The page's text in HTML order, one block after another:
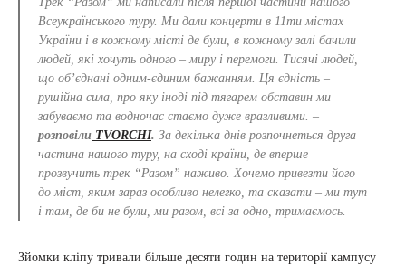
Всеукраїнського туру. Ми дали концерти в 11ти містах
України і в кожному місті де були, в кожному залі бачили
людей, які хочуть одного – миру і перемоги. Тисячі людей,
що об’єднані одним-єдиним бажанням. Ця єдність –
рушійна сила, про яку іноді під тягарем обставин ми
забуваємо та водночас стаємо дуже вразливими. –
розповіли TVORCHI. За декілька днів розпочнеться друга
частина нашого туру, на сході країни, де вперше
прозвучить трек “Разом” наживо. Хочемо привезти його
до міст, яким зараз особливо нелегко, та сказати – ми тут
і там, де би не були, ми разом, всі за одно, тримаємось.
Зйомки кліпу тривали більше десяти годин на території кампусу